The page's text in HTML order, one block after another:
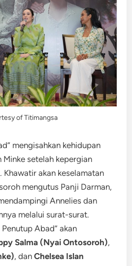
of Titimangsa
mengisahkan kehidupan
setelah kepergian
Khawatir akan keselamatan
mengutus Panji Darman,
Annelies dan
melalui surat-surat.
Abad” akan
Salma (Nyai Ontosoroh),
, dan Chelsea Islan